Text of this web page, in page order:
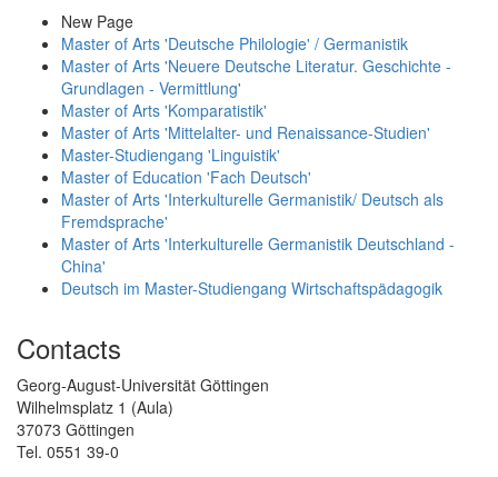
New Page
Master of Arts 'Deutsche Philologie' / Germanistik
Master of Arts 'Neuere Deutsche Literatur. Geschichte -
Grundlagen - Vermittlung'
Master of Arts 'Komparatistik'
Master of Arts 'Mittelalter- und Renaissance-Studien'
Master-Studiengang 'Linguistik'
Master of Education 'Fach Deutsch'
Master of Arts 'Interkulturelle Germanistik/ Deutsch als
Fremdsprache'
Master of Arts 'Interkulturelle Germanistik Deutschland -
China'
Deutsch im Master-Studiengang Wirtschaftspädagogik
Contacts
Georg-August-Universität Göttingen
Wilhelmsplatz 1 (Aula)
37073 Göttingen
Tel. 0551 39-0